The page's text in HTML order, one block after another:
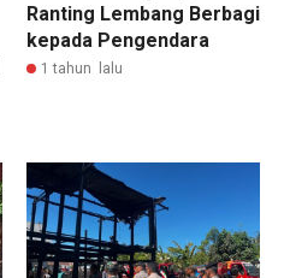
Ranting Lembang Berbagi
kepada Pengendara
1 tahun lalu